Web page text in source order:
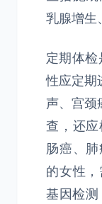
乳腺增生
定期体
性应定期
声、宫颈
查，还
肠癌、
的女性
基因检测